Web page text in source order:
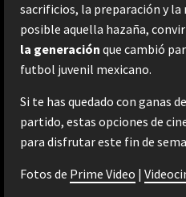
sacrificios, la preparación y
posible aquella hazaña,
la generación que cambió
futbol juvenil mexicano.
Si te has quedado con ganas
partido, estas opciones de
para disfrutar este fin de
Fotos de Prime Video |